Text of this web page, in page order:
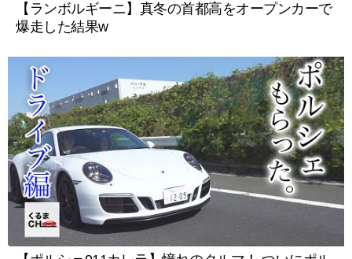
【ランボルギーニ】真冬の首都高をオープンカーで
爆走した結果w